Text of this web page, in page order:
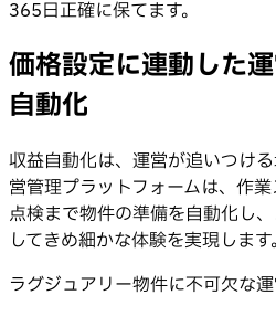
365日正確に保てます。
価格設定に連動した
自動化
収益自動化は、運営が追いつけ
営管理プラットフォームは、作
点検まで物件の準備を自動化し
してきめ細かな体験を実現します。
ラグジュアリー物件に不可欠な運